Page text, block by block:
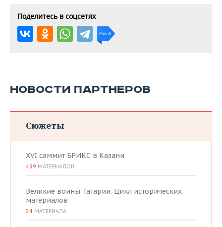
Поделитесь в соцсетях
НОВОСТИ ПАРТНЕРОВ
Сюжеты
XVI саммит БРИКС в Казани
499 МАТЕРИАЛОВ
Великие воины Татарии. Цикл исторических
материалов
24 МАТЕРИАЛА